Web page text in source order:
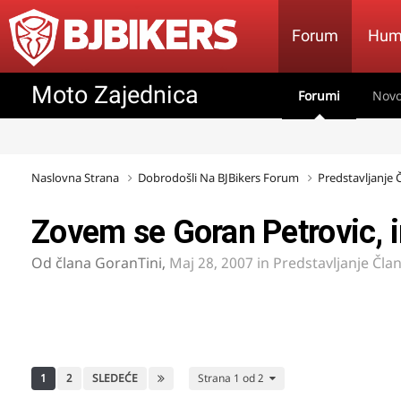
Forum
Moto Zajednica Forumi
Naslovna Strana Dobrodošli Na BJBikers Forum Predstavljanje
Zovem se Goran Petrovic,
Od člana GoranTini, Maj 28, 2007 in Predstavljanje
1 2 SLEDEĆE Strana 1 od 2